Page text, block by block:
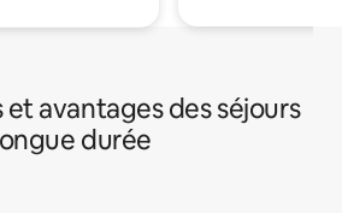
avantages des séjours
durée